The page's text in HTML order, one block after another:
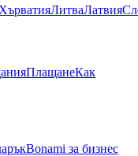
ЛитваЛатвия
ПлащанеКак
Bonami за бизнес